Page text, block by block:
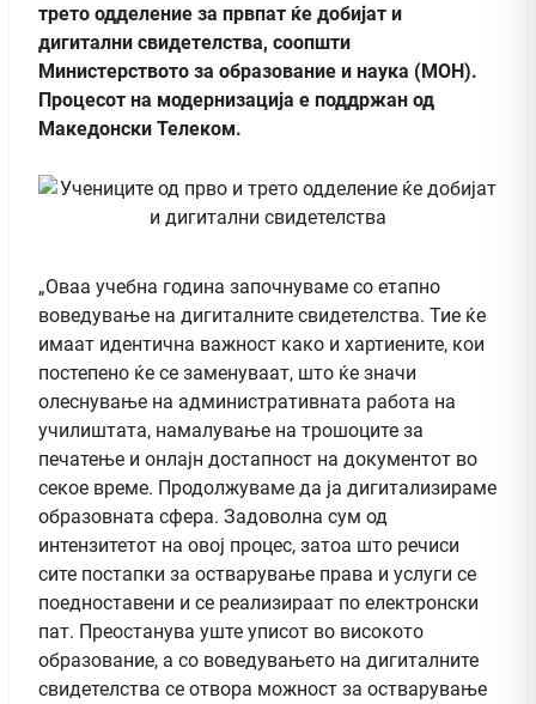
трето одделение за првпат ќе добијат и
дигитални свидетелства, соопшти
Министерството за образование и наука (МОН).
Процесот на модернизација е поддржан од
Македонски Телеком.
„Оваа учебна година започнуваме со етапно
воведување на дигиталните свидетелства. Тие ќе
имаат идентична важност како и хартиените, кои
постепено ќе се заменуваат, што ќе значи
олеснување на административната работа на
училиштата, намалување на трошоците за
печатење и онлајн достапност на документот во
секое време. Продолжуваме да ја дигитализираме
образовната сфера. Задоволна сум од
интензитетот на овој процес, затоа што речиси
сите постапки за остварување права и услуги се
поедноставени и се реализираат по електронски
пат. Преостанува уште уписот во високото
образование, а со воведувањето на дигиталните
свидетелства се отвора можност за остварување